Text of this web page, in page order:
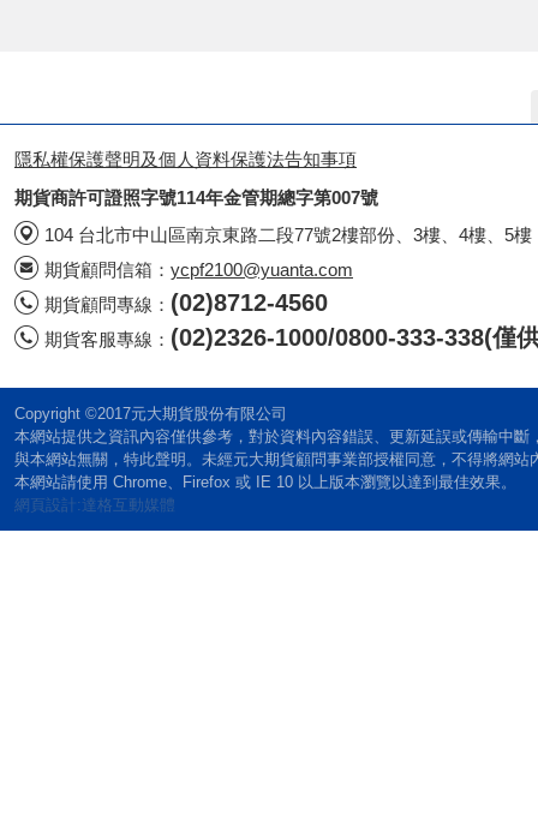
隱私權保護聲明及個人資料保護法告知事項
期貨商許可證照字號114年金管期總字第007號
104 台北市中山區南京東路二段77號2樓部份、3樓、4樓、5樓
期貨顧問信箱： ycpf2100@yuanta.com
期貨顧問專線： (02)8712-4560
期貨客服專線： (02)2326-1000/0800-333-338(僅
Copyright ©2017元大期貨股份有限公司
本網站提供之資訊內容僅供參考，對於資料內容錯誤、更新延誤或傳輸中
與本網站無關，特此聲明。未經元大期貨顧問事業部授權同意，不得將網站
本網站請使用 Chrome、Firefox 或 IE 10 以上版本瀏覽以達到最佳效果。
網頁設計:達格互動媒體